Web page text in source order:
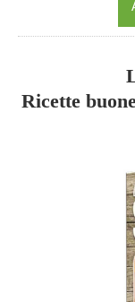
Ricette